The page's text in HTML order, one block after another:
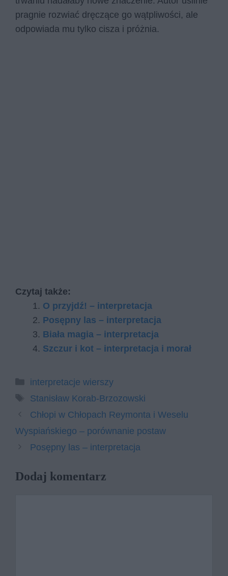
pragnie rozwiać dręczące go wątpliwości, ale
odpowiada mu tylko cisza i próżnia.
Czytaj także:
O przyjdź! – interpretacja
Posępny las – interpretacja
Biała magia – interpretacja
Szczur i kot – interpretacja i morał
Kategorie
interpretacje wierszy
Tagi
Stanisław Korab-Brzozowski
Chłopi w Chłopach Reymonta i Weselu
Wyspiańskiego – porównanie postaw
Posępny las – interpretacja
Dodaj komentarz